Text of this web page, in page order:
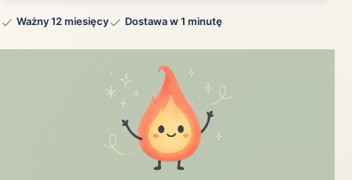
Ważny 12 miesięcy Dostawa w 1 minutę